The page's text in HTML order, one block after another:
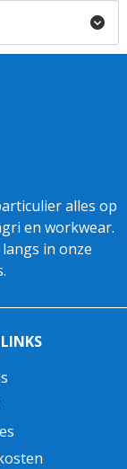
alles op
en workwear.
in onze